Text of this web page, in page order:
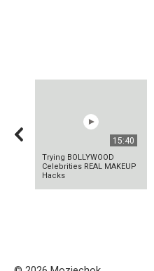
15:40
Trying BOLLYWOOD
Celebrities REAL MAKEUP
Hacks